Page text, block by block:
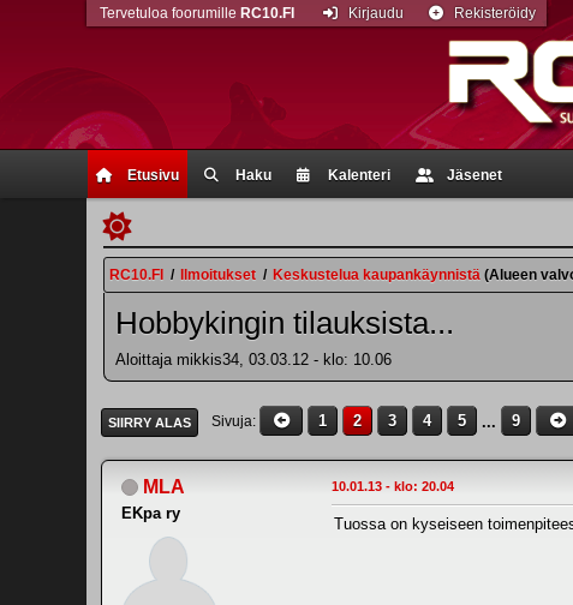
Etusivu Haku Kalenteri Jäsenet
Tervetuloa foorumille RC10.FI Kirjaudu Rekisteröidy
RC10.FI / Ilmoitukset / Keskustelua kaupankäynnistä (Alueen
Hobbykingin tilauksista...
Aloittaja mikkis34, 03.03.12 - klo: 10.06
SIIRRY ALAS Sivuja 1 2 3 4 5 ... 9
MLA
EKpa ry
10.01.13 - klo: 20.04
Tuossa on kyseiseen